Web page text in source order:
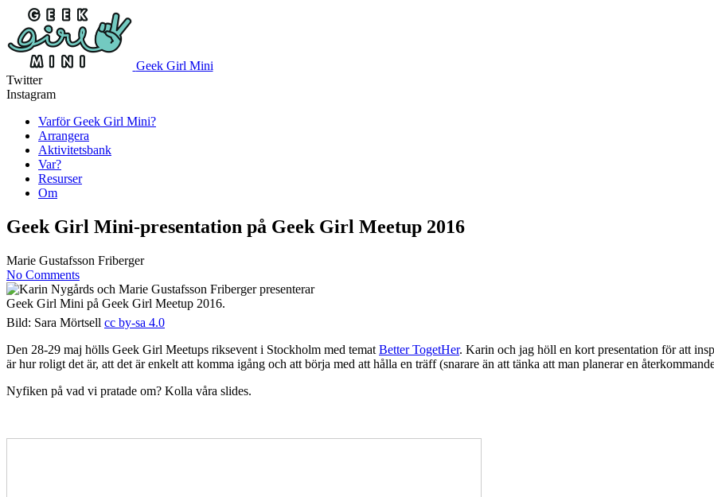
Geek Girl Mini
Twitter
Instagram
Varför Geek Girl Mini?
Arrangera
Aktivitetsbank
Var?
Resurser
Om
Geek Girl Mini-presentation på Geek Girl Meetup 2016
Marie Gustafsson Friberger
No Comments
Bild: Sara Mörtsell cc by-sa 4.0
Den 28-29 maj hölls Geek Girl Meetups riksevent i Stockholm med temat Better TogetHer. Karin och jag höll en kort presentation för att
är hur roligt det är, att det är enkelt att komma igång och att börja med att hålla en träff (snarare än att tänka att man planerar en
Nyfiken på vad vi pratade om? Kolla våra slides.